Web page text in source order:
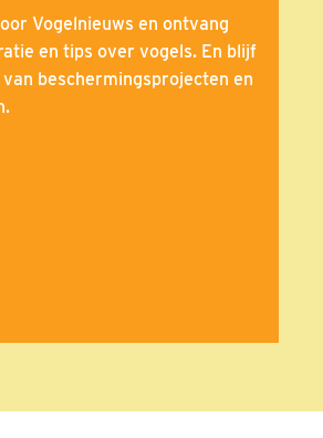
Vogelnieuws en ontvang
en tips over vogels. En blijf
beschermingsprojecten en